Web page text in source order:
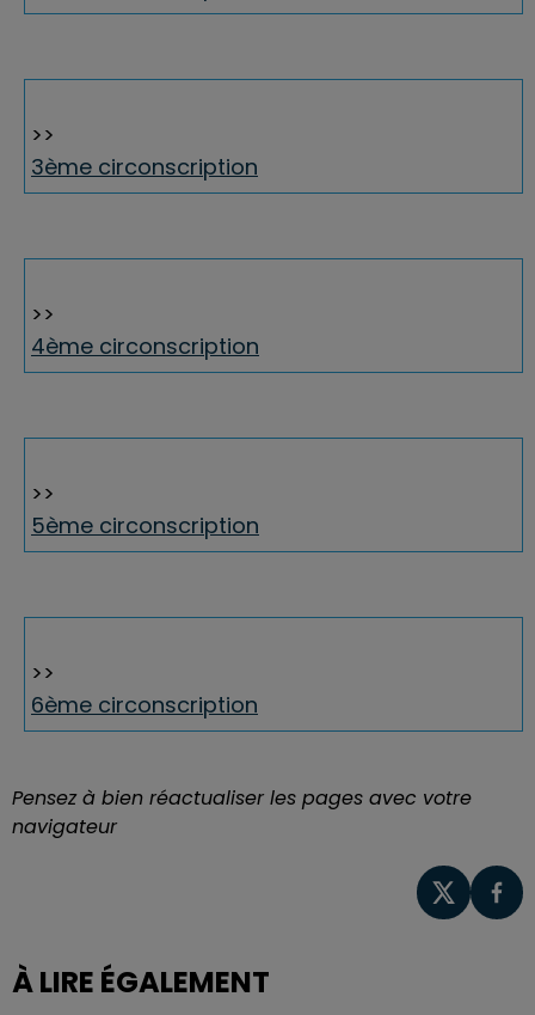
>>
3ème circonscription
>>
4ème circonscription
>>
5ème circonscription
>>
6ème circonscription
Pensez à bien réactualiser les pages avec votre
navigateur
À LIRE ÉGALEMENT